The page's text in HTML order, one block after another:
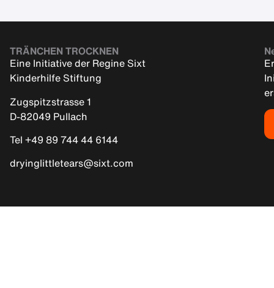
TRÄNCHEN TROCKNEN
Eine Initiative der Regine Sixt
Kinderhilfe Stiftung
Zugspitzstrasse 1
D-82049 Pullach
Tel +49 89 744 44 6144
dryinglittletears@sixt.com